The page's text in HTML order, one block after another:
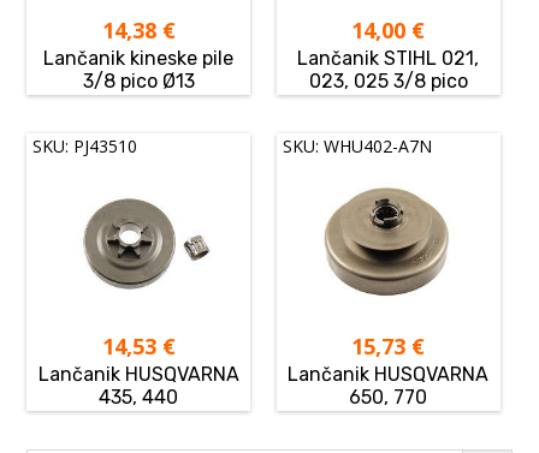
14,38 €
Lančanik kineske pile
3/8 pico Ø13
14,00 €
Lančanik STIHL 021,
023, 025 3/8 pico
SKU: PJ43510
14,53 €
Lančanik HUSQVARNA
435, 440
SKU: WHU402-A7N
15,73 €
Lančanik HUSQVARNA
650, 770